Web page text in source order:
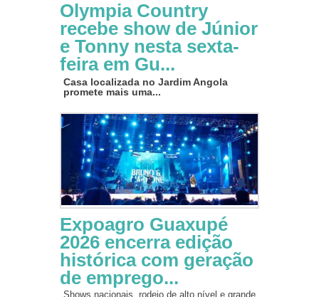
Olympia Country
recebe show de Júnior
e Tonny nesta sexta-
feira em Gu...
Casa localizada no Jardim Angola
promete mais uma...
Expoagro Guaxupé
2026 encerra edição
histórica com geração
de emprego...
Shows nacionais, rodeio de alto nível e grande